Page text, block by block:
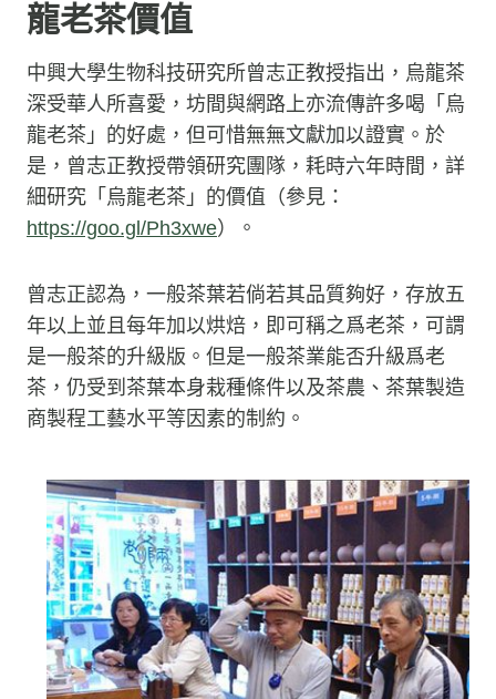
龍老茶價值
中興大學生物科技研究所曾志正教授指出，烏龍茶
深受華人所喜愛，坊間與網路上亦流傳許多喝「烏
龍老茶」的好處，但可惜無無文獻加以證實。於
是，曾志正教授帶領研究團隊，耗時六年時間，詳
細研究「烏龍老茶」的價值（參見：
https://goo.gl/Ph3xwe）。
曾志正認為，一般茶葉若倘若其品質夠好，存放五
年以上並且每年加以烘焙，即可稱之爲老茶，可謂
是一般茶的升級版。但是一般茶業能否升級爲老
茶，仍受到茶葉本身栽種條件以及茶農、茶葉製造
商製程工藝水平等因素的制約。